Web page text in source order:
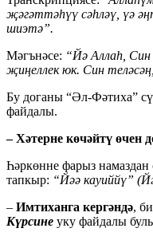
җәгәттәһүү сәһләү, үә
шиэтә”.
Мәгънәсе: “Йә Аллаһ, Син
җиңеллек юк. Син
Бу доганы “Әл-Фәтиха”
файдалы.
– Хәтерне көчәйтү өчен
Һәркөнне фарыз
тапкыр: “Йәә кауиййү”
– Имтиханга кергәндә,
Күрсине уку файдалы